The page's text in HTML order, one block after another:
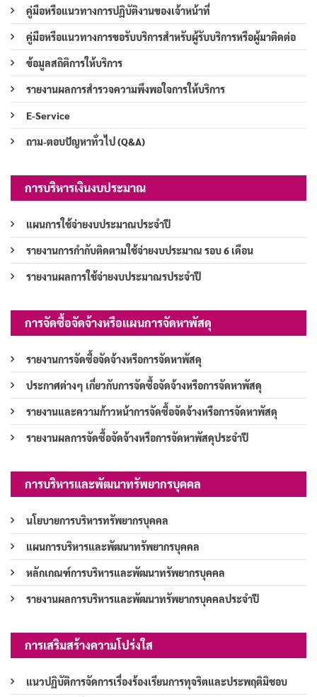
คู่มือหรือแนวทางการปฏิบัติงานของเจ้าหน้าที่
คู่มือหรือแนวทางการขอรับบริการสำหรับผู้รับบริการหรือผู้มาติดต่อ
ข้อมูลสถิติการให้บริการ
รายงานผลการสำรวจความพึงพอใจการให้บริการ
E-Service
ถาม-ตอบปัญหาทั่วไป (Q&A)
การบริหารเงินงบประมาณ
แผนการใช้จ่ายงบประมาณประจำปี
รายงานการกำกับติดตามใช้จ่ายงบประมาณ รอบ 6 เดือน
รายงานผลการใช้จ่ายงบประมาณรประจำปี
การจัดซื้อจัดจ้างหรือแผนการจัดหาพัสดุ
รายงานการจัดซื้อจัดจ้างหรือการจัดหาพัสดุ
ประกาศต่างๆ เกี่ยวกับการจัดซื้อจัดจ้างหรือการจัดหาพัสดุ
รายงานและความก้าวหน้าการจัดซื้อจัดจ้างหรือการจัดหาพัสดุ
รายงานผลการจัดซื้อจัดจ้างหรือการจัดหาพัสดุประจำปี
การบริหารและพัฒนาทรัพยากรบุคคล
นโยบายการบริหารทรัพยากรบุคคล
แผนการบริหารและพัฒนาทรัพยากรบุคคล
หลักเกณฑ์การบริหารและพัฒนาทรัพยากรบุคคล
รายงานผลการบริหารและพัฒนาทรัพยากรบุคคลประจำปี
การเสริมสร้างความโปร่งใส
แนวปฏิบัติการจัดการเรื่องร้องเรียนการทุจริตและประพฤติมิชอบ